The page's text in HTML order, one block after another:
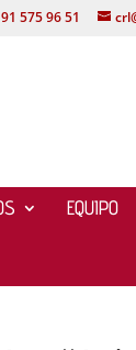
575 96 51
EQUIPO